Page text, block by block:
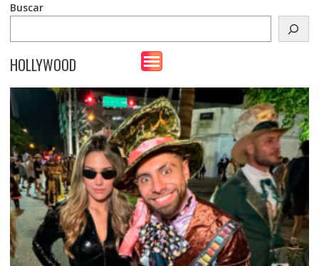
Buscar
HOLLYWOOD